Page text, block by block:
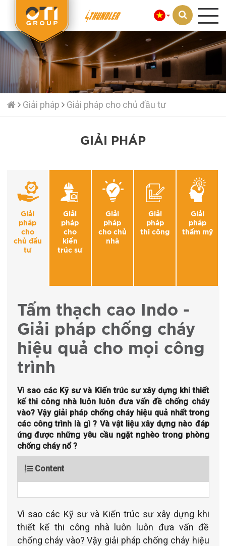
Loading...
Giải pháp Giải pháp cho chủ đầu tư
GIẢI PHÁP
Giải
pháp
cho
chủ đầu
tư
Giải
pháp
cho
kiến
trúc sư
Giải
pháp
cho chủ
nhà
Giải
pháp
thi công
Giải
pháp
thẩm mỹ
Tấm thạch cao Indo -
Giải pháp chống cháy
hiệu quả cho mọi công
trình
Vì sao các Kỹ sư và Kiến trúc sư xây dựng khi thiết
kế thi công nhà luôn luôn đưa vấn đề chống cháy
vào? Vậy giải pháp chống cháy hiệu quả nhất trong
các công trình là gì ? Và vật liệu xây dựng nào đáp
ứng được những yêu cầu ngặt nghèo trong phòng
chống cháy nổ ?
Content
Vì sao các Kỹ sư và Kiến trúc sư xây dựng khi
thiết kế thi công nhà luôn luôn đưa vấn đề
chống cháy vào? Vậy giải pháp chống cháy hiệu